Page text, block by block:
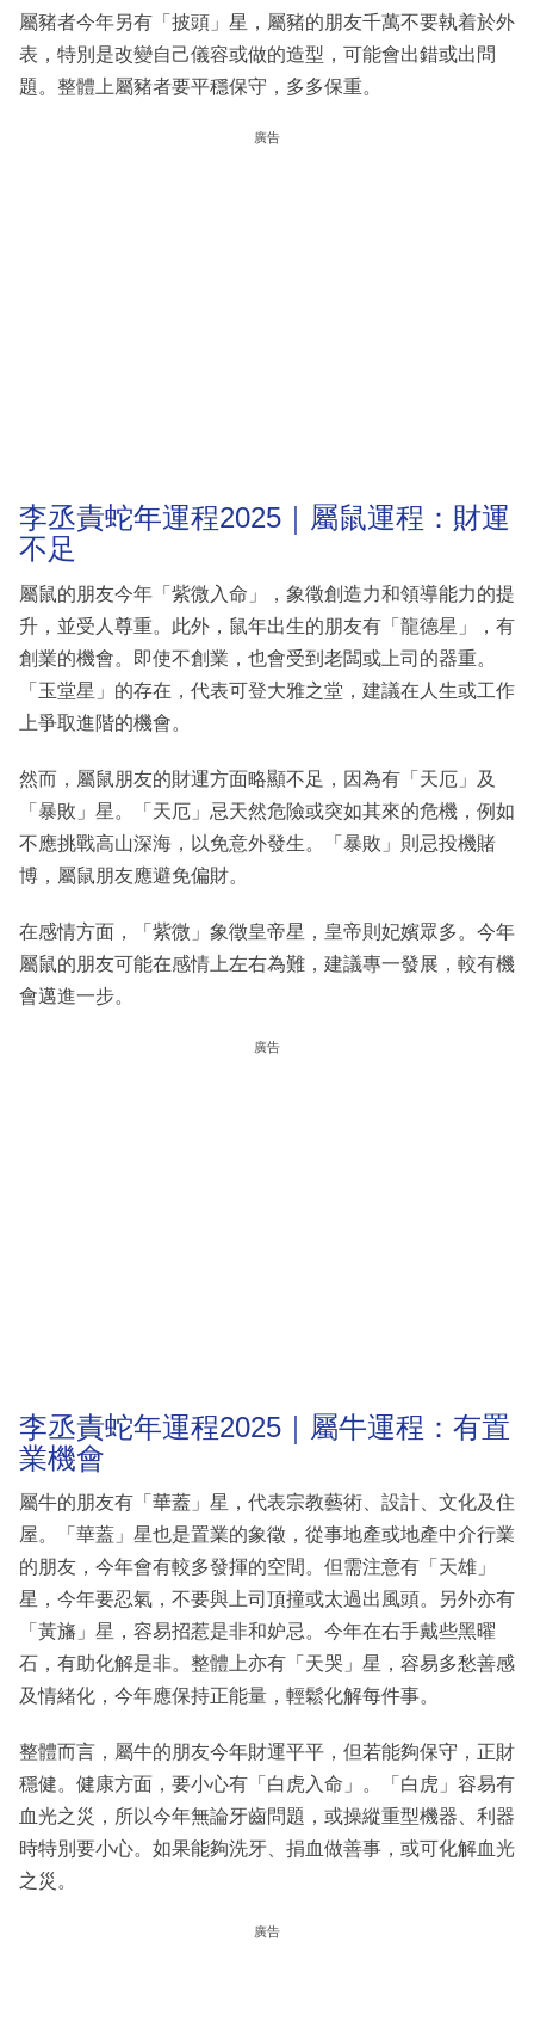
屬豬者今年另有「披頭」星，屬豬的朋友千萬不要執着於外
表，特別是改變自己儀容或做的造型，可能會出錯或出問
題。整體上屬豬者要平穩保守，多多保重。
廣告
李丞責蛇年運程2025｜屬鼠運程：財運
不足
屬鼠的朋友今年「紫微入命」，象徵創造力和領導能力的提
升，並受人尊重。此外，鼠年出生的朋友有「龍德星」，有
創業的機會。即使不創業，也會受到老闆或上司的器重。
「玉堂星」的存在，代表可登大雅之堂，建議在人生或工作
上爭取進階的機會。
然而，屬鼠朋友的財運方面略顯不足，因為有「天厄」及
「暴敗」星。「天厄」忌天然危險或突如其來的危機，例如
不應挑戰高山深海，以免意外發生。「暴敗」則忌投機賭
博，屬鼠朋友應避免偏財。
在感情方面，「紫微」象徵皇帝星，皇帝則妃嬪眾多。今年
屬鼠的朋友可能在感情上左右為難，建議專一發展，較有機
會邁進一步。
廣告
李丞責蛇年運程2025｜屬牛運程：有置
業機會
屬牛的朋友有「華蓋」星，代表宗教藝術、設計、文化及住
屋。「華蓋」星也是置業的象徵，從事地產或地產中介行業
的朋友，今年會有較多發揮的空間。但需注意有「天雄」
星，今年要忍氣，不要與上司頂撞或太過出風頭。另外亦有
「黃旛」星，容易招惹是非和妒忌。今年在右手戴些黑曜
石，有助化解是非。整體上亦有「天哭」星，容易多愁善感
及情緒化，今年應保持正能量，輕鬆化解每件事。
整體而言，屬牛的朋友今年財運平平，但若能夠保守，正財
穩健。健康方面，要小心有「白虎入命」。「白虎」容易有
血光之災，所以今年無論牙齒問題，或操縱重型機器、利器
時特別要小心。如果能夠洗牙、捐血做善事，或可化解血光
之災。
廣告